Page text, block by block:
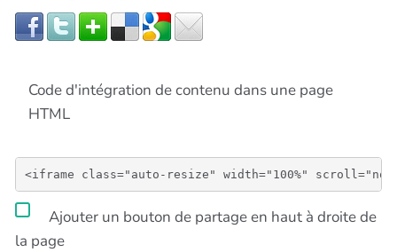
Code d'intégration de contenu dans une page
HTML
Ajouter un bouton de partage en haut à droite de
la page